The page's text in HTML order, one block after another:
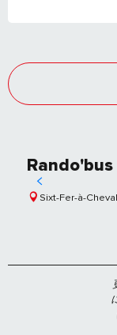
Sixt-Fer-à-Cheval